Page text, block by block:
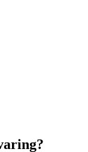
i 5 år. De
förhållanden
borta från värme